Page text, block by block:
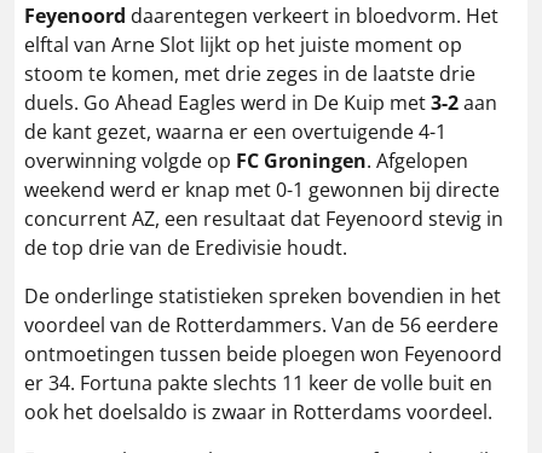
Feyenoord daarentegen verkeert in bloedvorm. Het
elftal van Arne Slot lijkt op het juiste moment op
stoom te komen, met drie zeges in de laatste drie
duels. Go Ahead Eagles werd in De Kuip met3-2aan
de kant gezet, waarna er een overtuigende 4-1
overwinning volgde op FC Groningen. Afgelopen
weekend werd er knap met 0-1 gewonnen bij directe
concurrent AZ, een resultaat dat Feyenoord stevig in
de top drie van de Eredivisie houdt.
De onderlinge statistieken spreken bovendien in het
voordeel van de Rotterdammers. Van de 56 eerdere
ontmoetingen tussen beide ploegen won Feyenoord
er 34. Fortuna pakte slechts 11 keer de volle buit en
ook het doelsaldo is zwaar in Rotterdams voordeel.